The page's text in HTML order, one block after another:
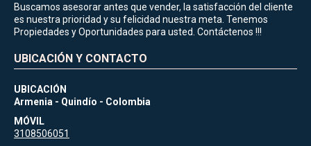
Buscamos asesorar antes que vender, la satisfacción del cliente
es nuestra prioridad y su felicidad nuestra meta. Tenemos
Propiedades y Oportunidades para usted. Contáctenos !!!
UBICACIÓN Y CONTACTO
UBICACIÓN
Armenia - Quindío - Colombia
MÓVIL
3108506051